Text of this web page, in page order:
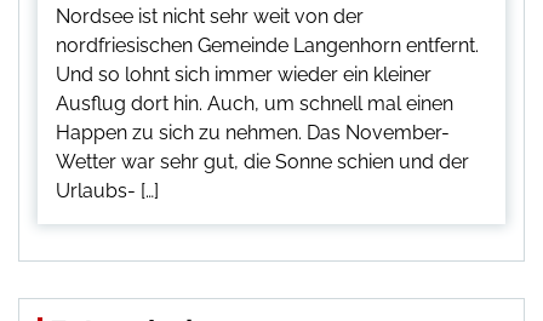
Nordsee ist nicht sehr weit von der
nordfriesischen Gemeinde Langenhorn entfernt.
Und so lohnt sich immer wieder ein kleiner
Ausflug dort hin. Auch, um schnell mal einen
Happen zu sich zu nehmen. Das November-
Wetter war sehr gut, die Sonne schien und der
Urlaubs- […]